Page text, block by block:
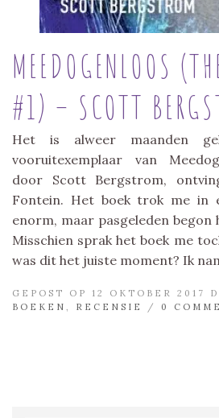
MEEDOGENLOOS
#1) – SCOTT
Het is alweer maanden
vooruitexemplaar van
door Scott Bergstrom,
Fontein. Het boek trok me in
enorm, maar pasgeleden begon
Misschien sprak het boek me
was dit het juiste moment? Ik
GEPOST OP 12 OKTOBER 2017
BOEKEN
RECENSIE / 0